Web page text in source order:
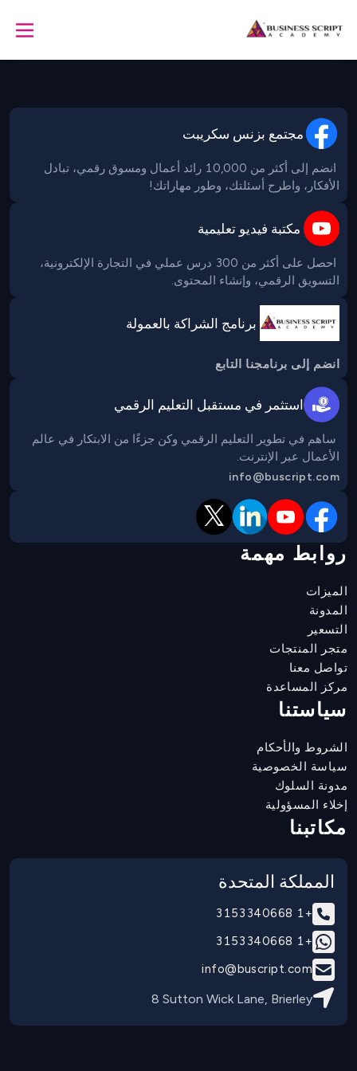
مجتمع بزنس سكريبت
انضم إلى أكثر من 10,000 رائد أعمال ومسوق رقمي، تبادل
الأفكار، واطرح أسئلتك، وطور مهاراتك!
مكتبة فيديو تعليمية
احصل على أكثر من 300 درس عملي في التجارة الإلكترونية،
التسويق الرقمي، وإنشاء المحتوى.
برنامج الشراكة بالعمولة
انضم إلى برنامجنا التابع
استثمر في مستقبل التعليم الرقمي
ساهم في تطوير التعليم الرقمي وكن جزءًا من الابتكار في عالم
الأعمال عبر الإنترنت.
info@buscript.com
روابط مهمة
الميزات
المدونة
التسعير
متجر المنتجات
تواصل معنا
مركز المساعدة
سياستنا
الشروط والأحكام
سياسة الخصوصية
مدونة السلوك
إخلاء المسؤولية
مكاتبنا
المملكة المتحدة
+1 3153340668
+1 3153340668
info@buscript.com